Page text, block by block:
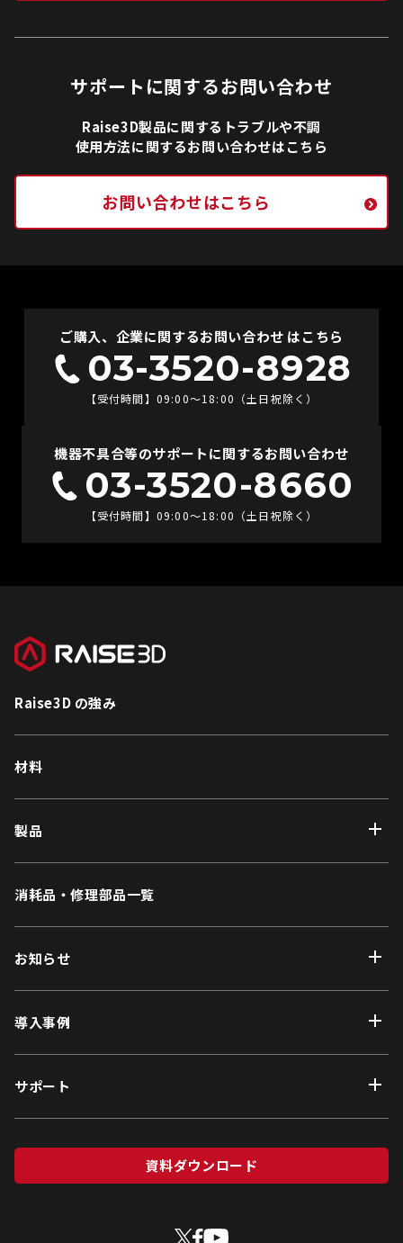
サポートに関するお問い合わせ
Raise3D製品に関するトラブルや不調
使用方法に関するお問い合わせはこちら
お問い合わせはこちら
ご購入、企業に関するお問い合わせ はこちら
03-3520-8928
【受付時間】09:00〜18:00（土日祝除く）
機器不具合等のサポートに関するお問い合わせ
03-3520-8660
【受付時間】09:00〜18:00（土日祝除く）
Raise3D の強み
材料
製品
消耗品・修理部品一覧
お知らせ
導入事例
サポート
資料ダウンロード